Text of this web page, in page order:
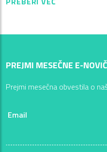
PREJMI MESEČNE E-
Prejmi mesečna obvestila o
Email